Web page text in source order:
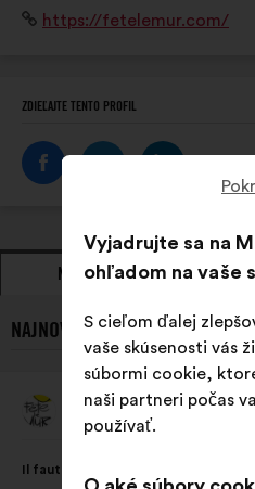
orientation et insertion
Internetová
https://fetelemur.com/
ZDIEĽAJTE TENTO PROFIL
NÁVRHY ZAUJATIE
NAJNOVŠIE NÁVRHY OD FÊTE
Návrh: Fête Le Mur
návrhu:
Il faut donner aux associations
rozdelením:
Vyjadrujte sa na
ohľadom na vaše
S cieľom ďalej
vaše skúsenosti vás
súbormi cookie,
naši partneri počas
používať.